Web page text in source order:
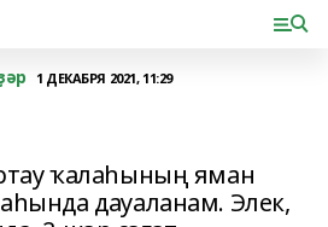
1 ДЕКАБРЯ 2021, 11:29
ҡалаһының яман
дауаланам. Элек,